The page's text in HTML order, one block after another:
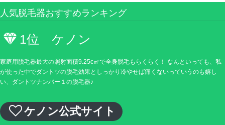
人気脱毛器おすすめランキング
1位 ケノン
家庭用脱毛器最大の照射面積9.25c㎡で全身脱毛もらくらく！ なんといっても、私
が使った中でダントツの脱毛効果としっかり冷やせば痛くないっていうのも嬉し
い、ダントツナンバー１の脱毛器♪
ケノン公式サイト